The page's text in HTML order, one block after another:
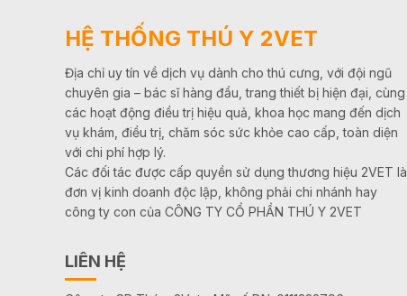
HỆ THỐNG THÚ Y 2VET
Địa chỉ uy tín về dịch vụ dành cho thú cưng, với đội ngũ
chuyên gia – bác sĩ hàng đầu, trang thiết bị hiện đại, cùng
các hoạt động điều trị hiệu quả, khoa học mang đến dịch
vụ khám, điều trị, chăm sóc sức khỏe cao cấp, toàn diện
với chi phí hợp lý.
Các đối tác được cấp quyền sử dụng thương hiệu 2VET là
đơn vị kinh doanh độc lập, không phải chi nhánh hay
công ty con của CÔNG TY CỔ PHẦN THÚ Y 2VET
LIÊN HỆ